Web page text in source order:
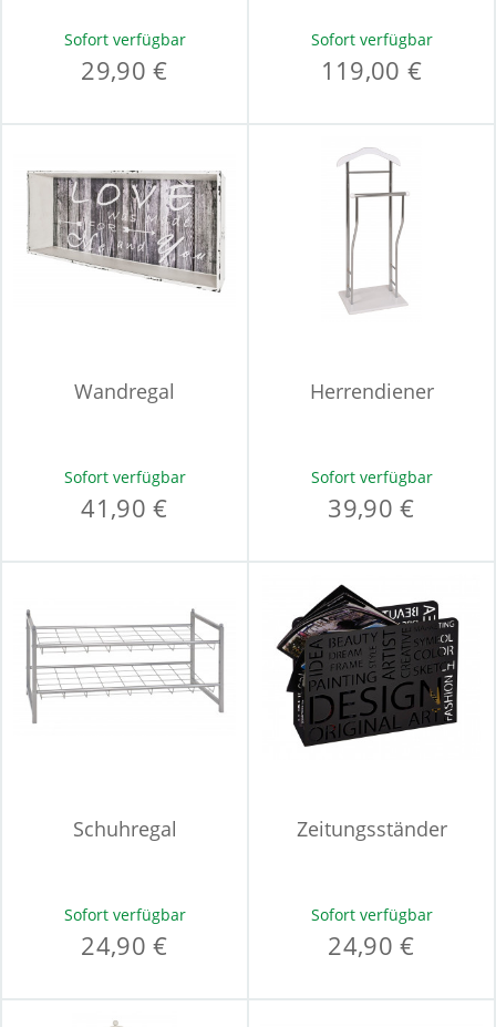
Sofort verfügbar
29,90 €
Sofort verfügbar
119,00 €
Wandregal
Sofort verfügbar
41,90 €
Herrendiener
Sofort verfügbar
39,90 €
Schuhregal
Sofort verfügbar
24,90 €
Zeitungsständer
Sofort verfügbar
24,90 €